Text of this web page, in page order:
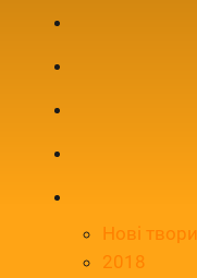
Нові твори
2018